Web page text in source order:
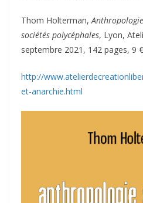
Thom Holterman,
sociétés polycéphales, Lyon,
septembre 2021, 142 pages, 9
http://
et-anarchie.html